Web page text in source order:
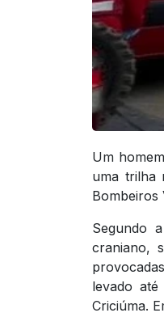
Um
uma trilha
Bombeiros
Segundo
craniano,
levado
Criciúma.